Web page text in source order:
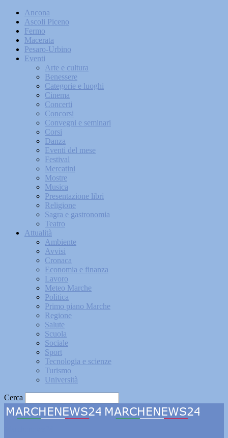
Ancona
Ascoli Piceno
Fermo
Macerata
Pesaro-Urbino
Eventi
Arte e cultura
Benessere
Categorie e luoghi
Cinema
Concerti
Concorsi
Convegni e seminari
Corsi
Danza
Eventi del mese
Festival
Mercatini
Mostre
Musica
Presentazione libri
Religione
Sagra e gastronomia
Teatro
Attualità
Ambiente
Avvisi
Cronaca
Economia e finanza
Lavoro
Meteo Marche
Politica
Primo piano Marche
Regione
Salute
Scuola
Sociale
Sport
Tecnologia e scienze
Turismo
Università
Cerca